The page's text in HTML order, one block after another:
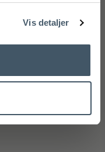
Vis detaljer